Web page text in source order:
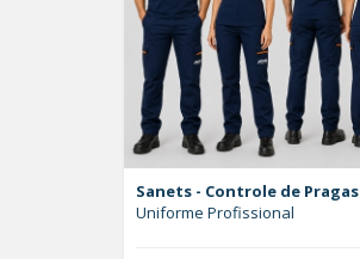
Sanets - Controle de Pragas
Uniforme Profissional